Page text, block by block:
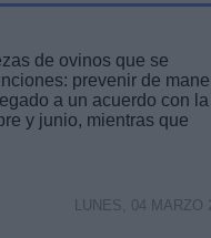
de ovinos que se
prevenir de
a un acuerdo con la
y junio, mientras que
LUNES, 04 MARZO